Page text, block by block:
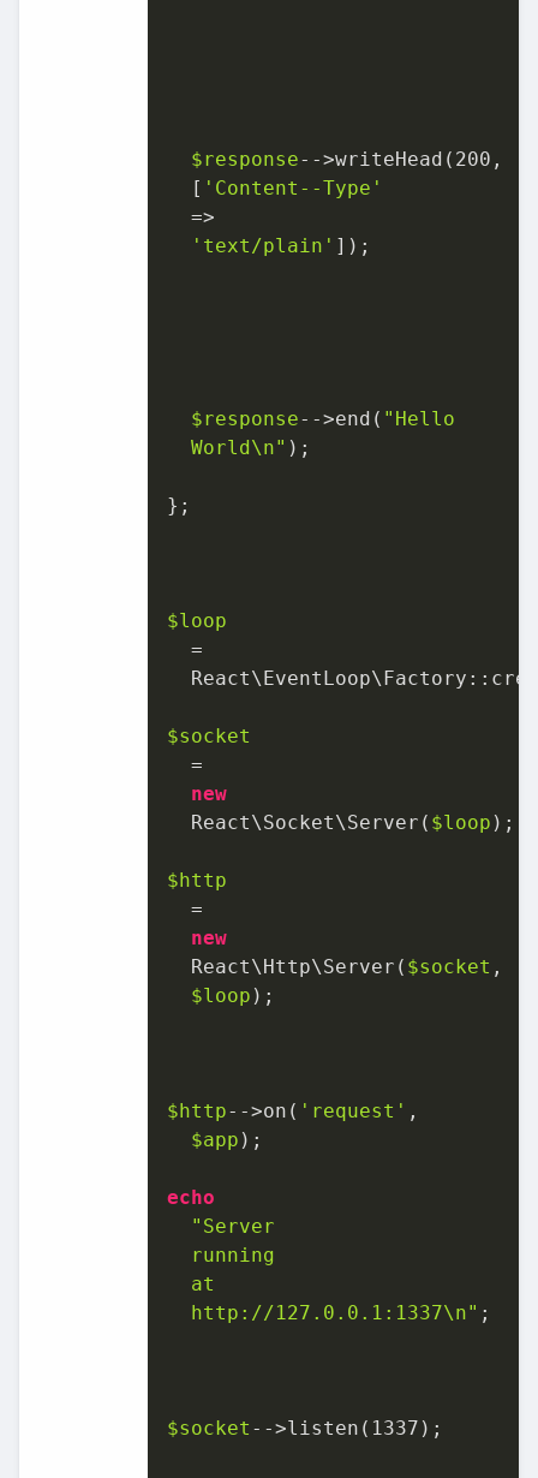
$response-­‐>writeHead( 200 ,
[ 'Content-­‐Type'
=>
'text/plain' ]);
$response-­‐>end( "Hello
World\n" );
};
$loop
=
$socket
=
new
React\Socket\Server( $loop );
$http
=
new
React\Http\Server( $socket ,
$loop );
$http-­‐>on( 'request' ,
$app );
echo
"Server
running
at
http://127.0.0.1:1337\n" ;
$socket -­‐>listen( 1337 );